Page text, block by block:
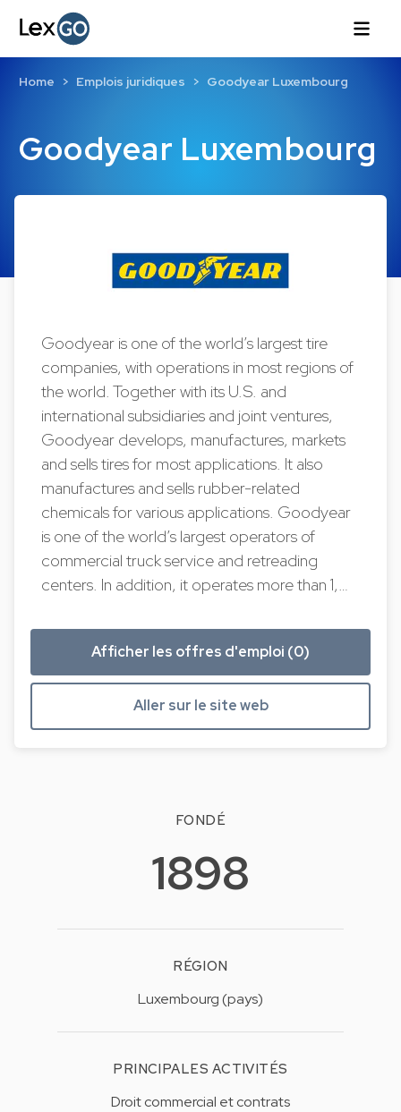
Goodyear Luxembourg
Home Emplois juridiques Goodyear Luxembourg
Goodyear is one of the world’s largest tire
companies, with operations in most regions of
the world. Together with its U.S. and
international subsidiaries and joint ventures,
Goodyear develops, manufactures, markets
and sells tires for most applications. It also
manufactures and sells rubber-related
chemicals for various applications. Goodyear
is one of the world’s largest operators of
commercial truck service and retreading
centers. In addition, it operates more than 1,…
Afficher les offres d'emploi (0)
Aller sur le site web
FONDÉ
1898
RÉGION
Luxembourg (pays)
PRINCIPALES ACTIVITÉS
Droit commercial et contrats